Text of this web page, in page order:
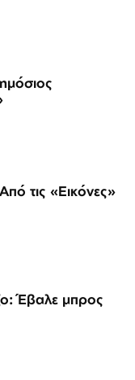
τις «Εικόνες»
Έβαλε μπρος